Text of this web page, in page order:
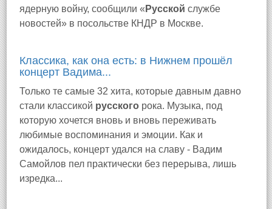
ядерную войну, сообщили « Русской службе
новостей» в посольстве КНДР в Москве.
Классика, как она есть: в Нижнем прошёл
концерт Вадима...
Только те самые 32 хита, которые давным давно
стали классикой русского рока. Музыка, под
которую хочется вновь и вновь переживать
любимые воспоминания и эмоции. Как и
ожидалось, концерт удался на славу - Вадим
Самойлов пел практически без перерыва, лишь
изредка...